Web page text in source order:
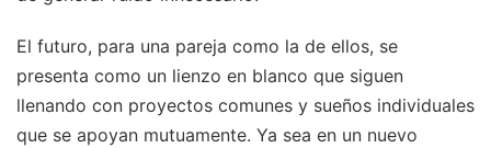
El futuro, para una pareja como la de ellos, se
presenta como un lienzo en blanco que siguen
llenando con proyectos comunes y sueños individuales
que se apoyan mutuamente. Ya sea en un nuevo